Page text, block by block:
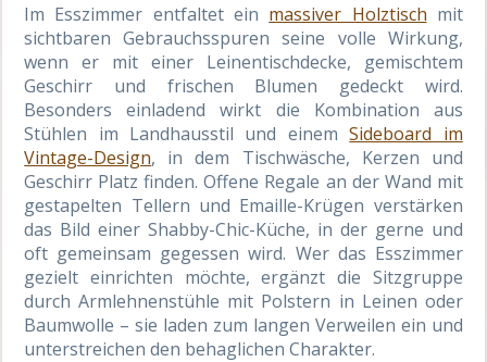
Im Esszimmer entfaltet ein massiver Holztisch mit
sichtbaren Gebrauchsspuren seine volle Wirkung,
wenn er mit einer Leinentischdecke, gemischtem
Geschirr und frischen Blumen gedeckt wird.
Besonders einladend wirkt die Kombination aus
Stühlen im Landhausstil und einemSideboard im
Vintage-Design, in dem Tischwäsche, Kerzen und
Geschirr Platz finden. Offene Regale an der Wand mit
gestapelten Tellern und Emaille-Krügen verstärken
das Bild einer Shabby-Chic-Küche, in der gerne und
oft gemeinsam gegessen wird. Wer das Esszimmer
gezielt einrichten möchte, ergänzt die Sitzgruppe
durch Armlehnenstühle mit Polstern in Leinen oder
Baumwolle – sie laden zum langen Verweilen ein und
unterstreichen den behaglichen Charakter.